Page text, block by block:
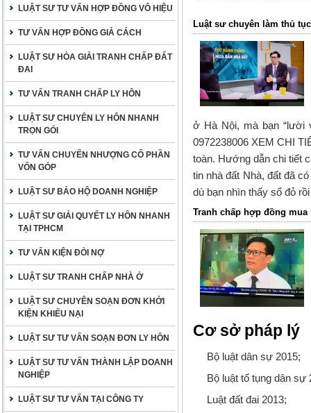
LUẬT SƯ TƯ VẤN HỢP ĐỒNG VÔ HIỆU
TƯ VẤN HỢP ĐỒNG GIẢ CÁCH
LUẬT SƯ HÒA GIẢI TRANH CHẤP ĐẤT
ĐAI
TƯ VẤN TRANH CHẤP LY HÔN
LUẬT SƯ CHUYÊN LY HÔN NHANH
TRỌN GÓI
TƯ VẤN CHUYỂN NHƯỢNG CỔ PHẦN
VỐN GÓP
LUẬT SƯ BẢO HỘ DOANH NGHIỆP
LUẬT SƯ GIẢI QUYẾT LY HÔN NHANH
TẠI TPHCM
TƯ VẤN KIỆN ĐÒI NỢ
LUẬT SƯ TRANH CHẤP NHÀ Ở
LUẬT SƯ CHUYÊN SOẠN ĐƠN KHỞI
KIỆN KHIẾU NẠI
LUẬT SƯ TƯ VẤN SOẠN ĐƠN LY HÔN
LUẬT SƯ TƯ VẤN THÀNH LẬP DOANH
NGHIỆP
LUẬT SƯ TƯ VẤN TẠI CÔNG TY
Luật sư chuyên làm thủ
ở Hà Nội, mà bạn “lười
0972238006 XEM CHI
toàn. Hướng dẫn chi tiết
tin nhà đất Nhà, đất đã
dù bạn nhìn thấy sổ đỏ
Tranh chấp hợp đồng mua
Cơ sở pháp lý
Bộ luật dân sự 2015;
Bộ luật tố tụng dân sự
Luật đất đai 2013;